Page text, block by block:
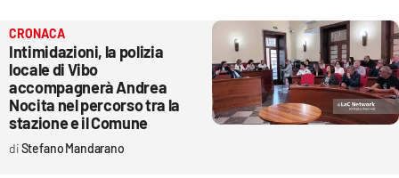
CRONACA
Intimidazioni, la polizia
locale di Vibo
accompagnerà Andrea
Nocita nel percorso tra la
stazione e il Comune
Stefano Mandarano